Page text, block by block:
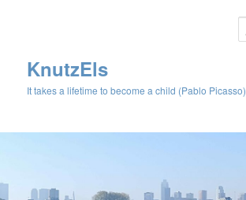
KnutzEls
It takes a lifetime to become a child (Pablo Picasso)